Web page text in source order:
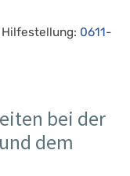
0611-
bei der
dem